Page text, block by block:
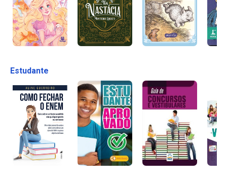
Estudante